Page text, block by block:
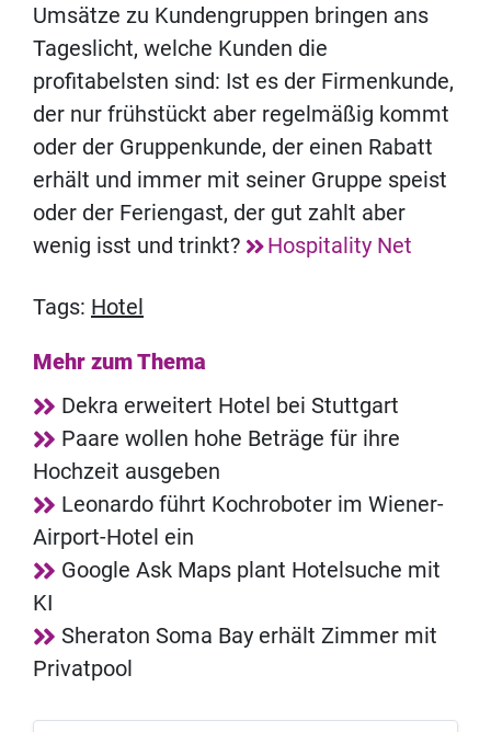
Umsätze zu Kundengruppen bringen ans
Tageslicht, welche Kunden die
profitabelsten sind: Ist es der Firmenkunde,
der nur frühstückt aber regelmäßig kommt
oder der Gruppenkunde, der einen Rabatt
erhält und immer mit seiner Gruppe speist
oder der Feriengast, der gut zahlt aber
wenig isst und trinkt?
Hospitality Net
Tags: Hotel
Mehr zum Thema
Dekra erweitert Hotel bei Stuttgart
Paare wollen hohe Beträge für ihre
Hochzeit ausgeben
Leonardo führt Kochroboter im Wiener-
Airport-Hotel ein
Google Ask Maps plant Hotelsuche mit
KI
Sheraton Soma Bay erhält Zimmer mit
Privatpool